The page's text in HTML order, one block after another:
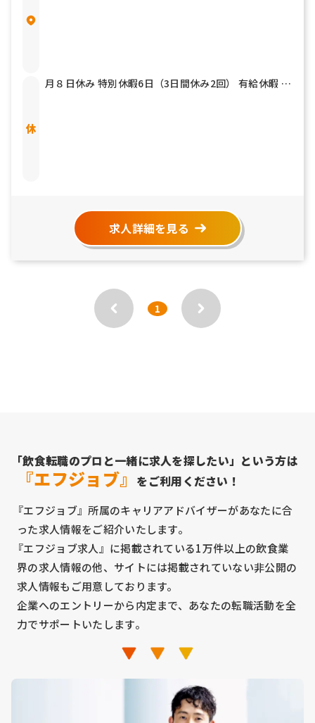
月８日休み 特別休暇6日（3日間休み2回） 有給休暇 慶
求人詳細を見る
1
「飲食転職のプロと一緒に求人を探したい」という方は
『エフジョブ』 をご利用ください！
『エフジョブ』所属のキャリアアドバイザーがあなたに合
った求人情報をご紹介いたします。
『エフジョブ求人』に掲載されている1万件以上の飲食業
界の求人情報の他、サイトには掲載されていない非公開の
求人情報もご用意しております。
企業へのエントリーから内定まで、あなたの転職活動を全
力でサポートいたします。